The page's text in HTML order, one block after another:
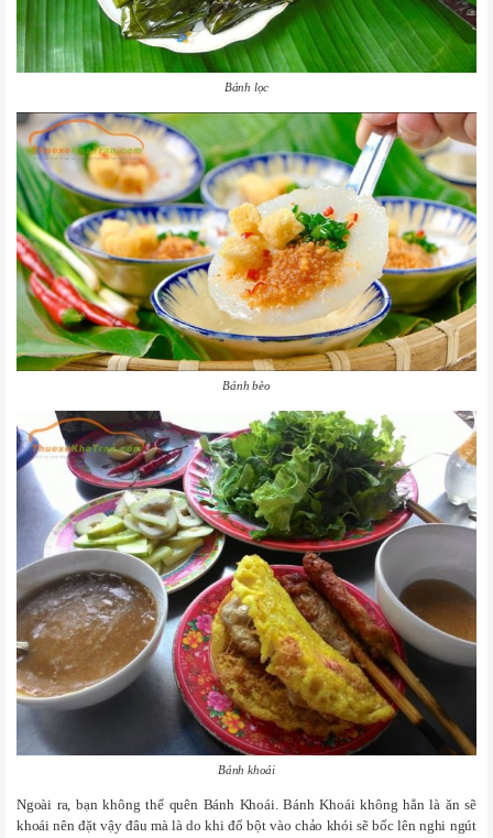
Bánh lọc
Bánh bèo
Bánh khoái
Ngoài ra, bạn không thể quên Bánh Khoái. Bánh Khoái không hẳn là ăn sẽ
khoái nên đặt vậy đâu mà là do khi đổ bột vào chảo khói sẽ bốc lên nghi ngút